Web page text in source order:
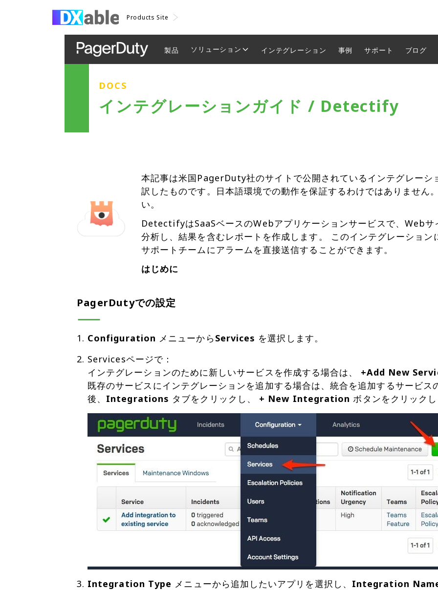
Products Site
製品 ソリューション インテグレーション 事例 サポート ブログ
DOCS
インテグレーションガイド / Detectify
本記事は米国PagerDuty社のサイトで公開されているインテグレーシ
訳したものです。日本語環境での動作を保証するわけではありません
い。
DetectifyはSaaSベースのWebアプリケーションサービスで、Webサ
分析し、結果を含むレポートを作成します。 このインテグレーショ
サポートチームにアラームを直接送信することができます。
はじめに
PagerDutyでの設定
Configuration メニューからServices を選択します。
Servicesページで：
インテグレーションのために新しいサービスを作成する場合は、 +Add New
既存のサービスにインテグレーションを追加する場合は、統合を追加するサービ
後、 Integrations タブをクリックし、 + New Integration
Integration Type メニューから追加したいアプリを選択し、 Integration